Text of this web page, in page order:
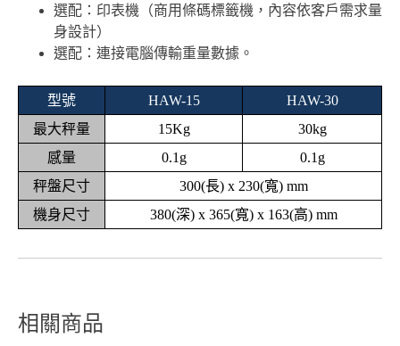
選配：印表機（商用條碼標籤機，內容依客戶需求量
身設計）
選配：連接電腦傳輸重量數據。
型號 HAW-15
HAW-30
最大秤量
15Kg
30kg
感量
0.1g
0.1g
秤盤尺寸
300(長) x 230(寬) mm
機身尺寸
380(深) x 365(寬) x 163(高) mm
相關商品